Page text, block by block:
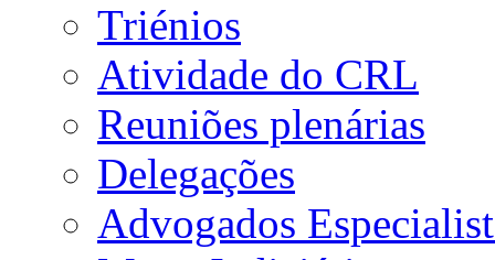
Triénios
Atividade do CRL
Reuniões plenárias
Delegações
Advogados